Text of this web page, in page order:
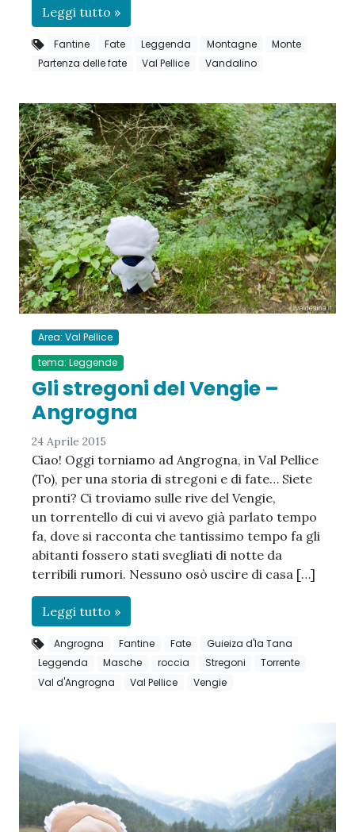
Leggi tutto »
Fantine Fate Leggenda Montagne
Monte
Partenza delle fate
Val Pellice Vandalino
Area: Val Pellice
tema: Leggende
Gli stregoni del Vengie –
Angrogna
24 Aprile 2015
Ciao! Oggi torniamo ad Angrogna, in Val Pellice
(To), per una storia di stregoni e di fate… Siete
pronti? Ci troviamo sulle rive del Vengie,
un torrentello di cui vi avevo già parlato tempo
fa, dove si racconta che tantissimo tempo fa gli
abitanti fossero stati svegliati di notte da
terribili rumori. Nessuno osò uscire di casa […]
Leggi tutto »
Angrogna Fantine Fate
Guieiza d'la Tana
Leggenda
Masche roccia Stregoni
Torrente
Val d'Angrogna
Val Pellice Vengie